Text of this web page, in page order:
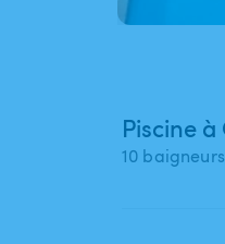
Piscine
10 baigneurs